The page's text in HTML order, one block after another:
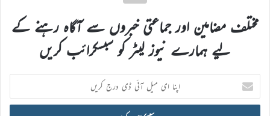
مختلف مضامین اور جماعتی خبروں سے آگاہ رہنے کے
لیے ہمارے نیوز لیٹر کو سبسکرائب کریں
اپنا
ای
میل